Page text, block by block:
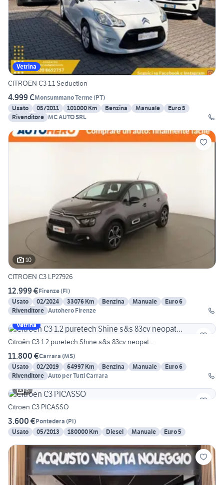
Vetrina
CITROEN C3 1.1 Seduction
4.999 €Monsummano Terme(PT)
Usato
05/2011 101000 Km Benzina Manuale
Euro 5
Rivenditore MC AUTO SRL
10
CITROEN C3 LP27926
12.999 €Firenze(FI)
Usato
02/2024 33076 Km Benzina Manuale
Euro 6
Rivenditore Autohero Firenze
Vetrina
Citroën C3 1.2 puretech Shine s&s 83cv neopat...
11.800 €Carrara (MS)
Usato
02/2019 64997 Km Benzina Manuale
Euro 6
Rivenditore Auto per Tutti Carrara
6
Citroen C3 PICASSO
3.600 €Pontedera (PI)
Usato
05/2013 180000 Km Diesel Manuale Euro 5